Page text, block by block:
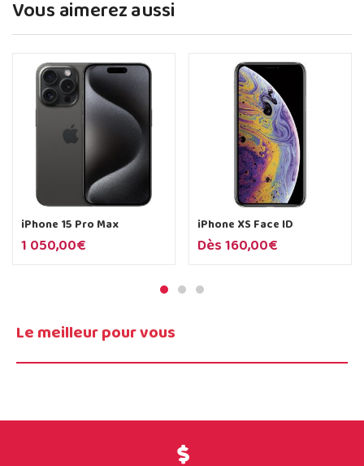
Vous aimerez aussi
iPhone 15 Pro Max
1 050,00€
iPhone XS Face ID
Dès160,00€
Le meilleur pour vous